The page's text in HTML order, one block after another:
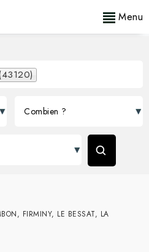
Menu
FIRMINY, LE BESSAT, LA